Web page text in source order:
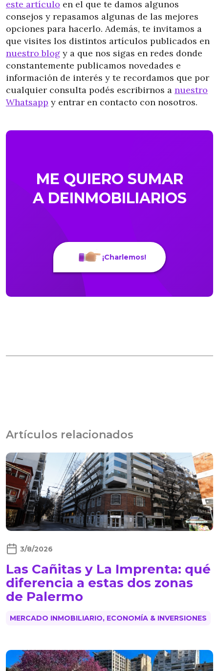
este artículo en el que te damos algunos
consejos y repasamos algunas de las mejores
opciones para hacerlo. Además, te invitamos a
que visites los distintos artículos publicados en
nuestro blog y a que nos sigas en redes donde
constantemente publicamos novedades e
información de interés y te recordamos que por
cualquier consulta podés escribirnos a nuestro
Whatsapp y entrar en contacto con nosotros.
ME QUIERO SUMAR
A DEINMOBILIARIOS
¡Charlemos!
Artículos relacionados
3/8/2026
Las Cañitas y La Imprenta: qué
diferencia a estas dos zonas
de Palermo
MERCADO INMOBILIARIO, ECONOMÍA & INVERSIONES